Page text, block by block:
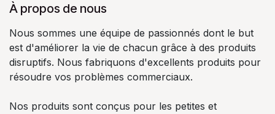
À propos de nous
Nous sommes une équipe de passionnés dont le but
est d'améliorer la vie de chacun grâce à des produits
disruptifs. Nous fabriquons d'excellents produits pour
résoudre vos problèmes commerciaux.
Nos produits sont conçus pour les petites et